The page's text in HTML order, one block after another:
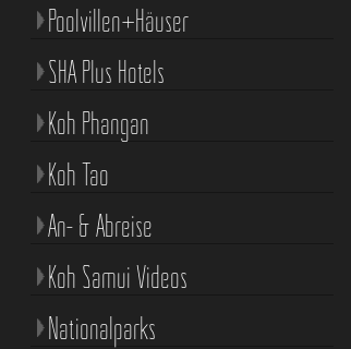
Poolvillen+Häuser
SHA Plus Hotels
Koh Phangan
Koh Tao
An- & Abreise
Koh Samui Videos
Nationalparks